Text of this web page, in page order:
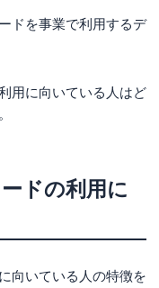
ドを事業で利用するデ
用に向いている人はど
ドの利用に
向いている人の特徴を